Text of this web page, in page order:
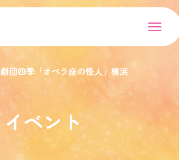
劇団四季「オペラ座の怪人」横浜
イベント